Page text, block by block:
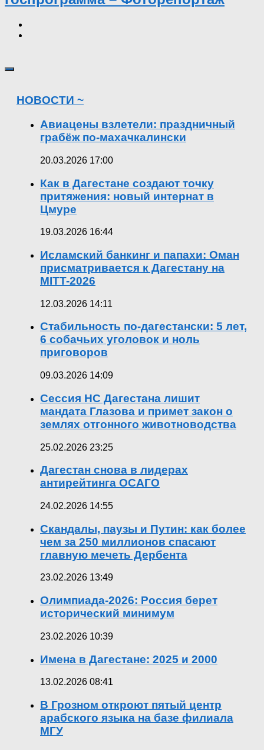
НОВОСТИ ~
Авиацены взлетели: праздничный
грабёж по-махачкалински
20.03.2026 17:00
Как в Дагестане создают точку
притяжения: новый интернат в
Цмуре
19.03.2026 16:44
Исламский банкинг и папахи: Оман
присматривается к Дагестану на
MITT-2026
12.03.2026 14:11
Стабильность по-дагестански: 5 лет,
6 собачьих уголовок и ноль
приговоров
09.03.2026 14:09
Сессия НС Дагестана лишит
мандата Глазова и примет закон о
землях отгонного животноводства
25.02.2026 23:25
Дагестан снова в лидерах
антирейтинга ОСАГО
24.02.2026 14:55
Скандалы, паузы и Путин: как более
чем за 250 миллионов спасают
главную мечеть Дербента
23.02.2026 13:49
Олимпиада-2026: Россия берет
исторический минимум
23.02.2026 10:39
Имена в Дагестане: 2025 и 2000
13.02.2026 08:41
В Грозном откроют пятый центр
арабского языка на базе филиала
МГУ